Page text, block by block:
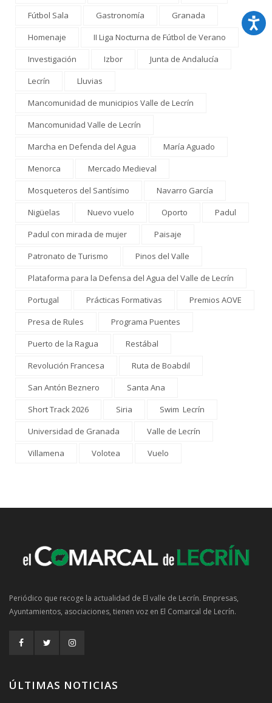
Fútbol Sala
Gastronomía
Granada
Homenaje
II Liga Nocturna de Fútbol de Verano
Investigación
Izbor
Junta de Andalucía
Lecrín
Lluvias
Mancomunidad de municipios Valle de Lecrín
Mancomunidad Valle de Lecrín
Marcha en Defenda del Agua
María Aguado
Menorca
Mercado Medieval
Mosqueteros del Santísimo
Navarro García
Nigüelas
Nuevo vuelo Oporto
Padul
Padul con mirada de mujer
Paisaje
Patronato de Turismo
Pinos del Valle
Plataforma para la Defensa del Agua del Valle de Lecrín
Portugal
Prácticas Formativas
Premios AOVE
Presa de Rules
Programa Puentes
Puerto de la Ragua
Restábal
Revolución Francesa
Ruta de Boabdil
San Antón Beznero
Santa Ana
Short Track 2026
Siria
Swim Lecrín
Universidad de Granada
Valle de Lecrín
Villamena
Volotea Vuelo
Periódico que recoge la actualidad de El valle de Lecrín. Empresas,
Ayuntamientos, asociaciones, tienen voz en El Comarcal de Lecrín.
ÚLTIMAS NOTICIAS